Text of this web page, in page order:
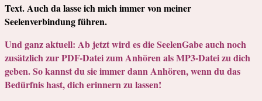
Text. Auch da lasse ich mich immer von meiner
Seelenverbindung führen.
Und ganz aktuell: Ab jetzt wird es die SeelenGabe auch noch
zusätzlich zur PDF-Datei zum Anhören als MP3-Datei zu dich
geben.So kannst du sie immer dann Anhören, wenn du das
Bedürfnis hast, dich erinnern zu lassen!